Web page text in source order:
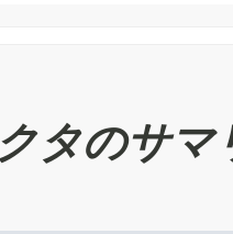
タのサマ